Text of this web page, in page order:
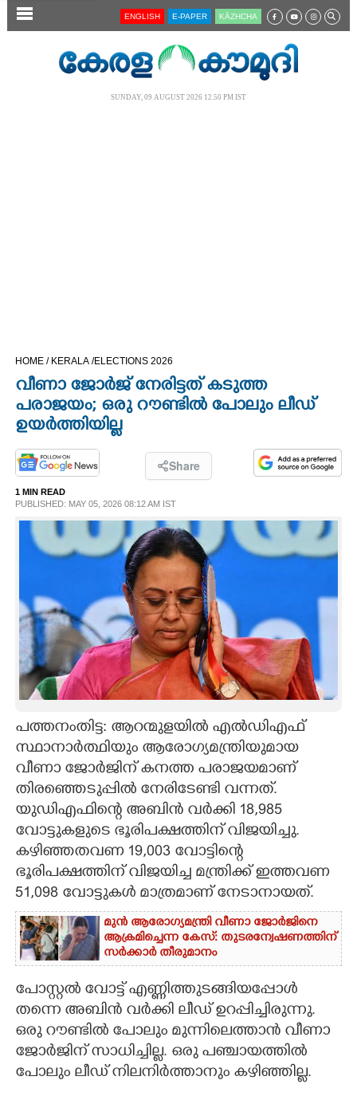
SECTIONS
OPINION
PHOTOS
LIFESTYLE
SPIRITUAL
INFO+
ART
ASTRO
CARTOONS
LITERATURE
ZOOM
CONTACT US
ENGLISH E-PAPER KĀZHCHA
SUNDAY, 09 AUGUST 2026 12.50 PM IST
HOME / KERALA /ELECTIONS 2026
വീണാ ജോർജ് നേരിട്ടത് കടുത്ത
പരാജയം; ഒരു റൗണ്ടിൽ പോലും ലീഡ്
ഉയർത്തിയില്ല
Share
1 MIN READ
PUBLISHED: MAY 05, 2026 08:12 AM IST
പത്തനംതിട്ട: ആറന്മുളയിൽ എൽഡിഎഫ്
സ്ഥാനാർത്ഥിയും ആരോഗ്യമന്ത്രിയുമായ
വീണാ ജോർജിന് കനത്ത പരാജയമാണ്
തിരഞ്ഞെടുപ്പിൽ നേരിടേണ്ടി വന്നത്.
യുഡിഎഫിന്റെ അബിൻ വർക്കി 18,985
വോട്ടുകളുടെ ഭൂരിപക്ഷത്തിന് വിജയിച്ചു.
കഴിഞ്ഞതവണ 19,003 വോട്ടിന്റെ
ഭൂരിപക്ഷത്തിന് വിജയിച്ച മന്ത്രിക്ക് ഇത്തവണ
51,098 വോട്ടുകൾ മാത്രമാണ് നേടാനായത്.
മുൻ ആരോഗ്യമന്ത്രി വീണാ ജോർജിനെ
ആക്രമിച്ചെന്ന കേസ്: തുടരന്വേഷണത്തിന്
സർക്കാർ തീരുമാനം
പോസ്റ്റൽ വോട്ട് എണ്ണിത്തുടങ്ങിയപ്പോൾ
തന്നെ അബിൻ വർക്കി ലീഡ് ഉറപ്പിച്ചിരുന്നു.
ഒരു റൗണ്ടിൽ പോലും മുന്നിലെത്താൻ വീണാ
ജോർജിന് സാധിച്ചില്ല. ഒരു പഞ്ചായത്തിൽ
പോലും ലീഡ് നിലനിർത്താനും കഴിഞ്ഞില്ല.